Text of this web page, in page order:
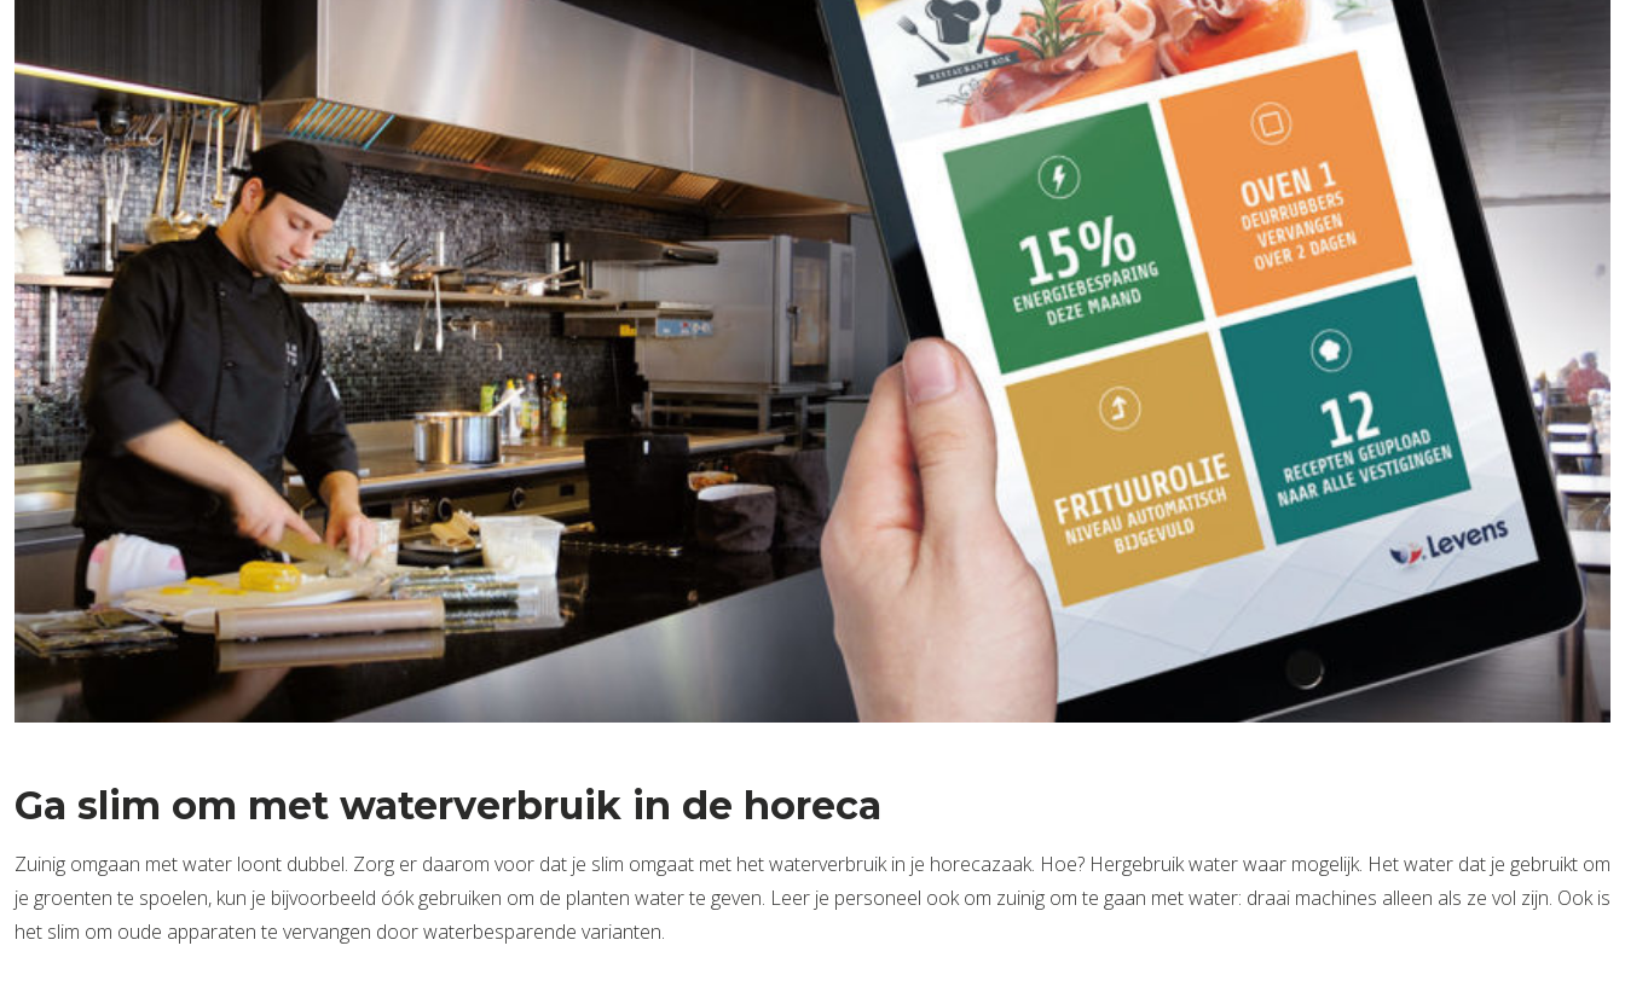
Ga slim om met waterverbruik in de horeca
Zuinig omgaan met water loont dubbel. Zorg er daarom voor dat je slim omgaat met het waterverbruik in je horecazaak. Hoe? Hergebruik water waar mogelijk. Het water dat je gebruikt om
je groenten te spoelen, kun je bijvoorbeeld óók gebruiken om de planten water te geven. Leer je personeel ook om zuinig om te gaan met water: draai machines alleen als ze vol zijn. Ook is
het slim om oude apparaten te vervangen door waterbesparende varianten.